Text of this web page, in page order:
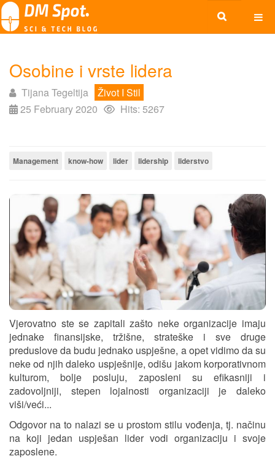
Osobine i vrste lidera
Tijana Tegeltija
Život I Stil
25 February 2020
Hits: 5267
Management know-how lider lidership liderstvo
Vjerovatno ste se zapitali zašto neke organizacije imaju
jednake finansijske, tržišne, strateške i sve druge
preduslove da budu jednako uspješne, a opet vidimo da su
neke od njih daleko uspješnije, odišu jakom korporativnom
kulturom, bolje posluju, zaposleni su efikasniji i
zadovoljniji, stepen lojalnosti organizaciji je daleko
viši/veći...
Odgovor na to nalazi se u prostom stilu vođenja, tj. načinu
na koji jedan uspješan lider vodi organizaciju i svoje
zaposlene.